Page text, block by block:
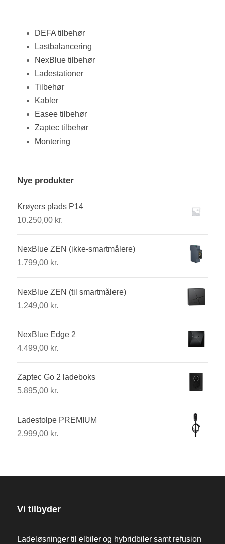
DEFA tilbehør
Lastbalancering
NexBlue tilbehør
Ladestationer
Tilbehør
Kabler
Easee tilbehør
Zaptec tilbehør
Montering
Nye produkter
Krøyers plads P14
10.250,00 kr.
NexBlue ZEN (ikke-smartmålere)
1.799,00 kr.
NexBlue ZEN (til smartmålere)
1.249,00 kr.
NexBlue Edge 2
4.499,00 kr.
Zaptec Go 2 ladeboks
5.895,00 kr.
Ladestolpe PREMIUM
2.999,00 kr.
Vi tilbyder
Ladeløsninger til elbiler og hybridbiler samt refusion